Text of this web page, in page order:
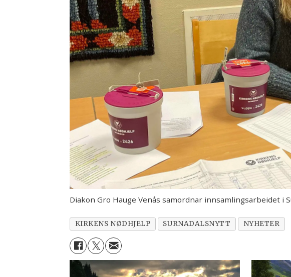
Diakon Gro Hauge Venås samordnar innsamlingsarbeidet i
KIRKENS NØDHJELP SURNADALSNYTT NYHETER